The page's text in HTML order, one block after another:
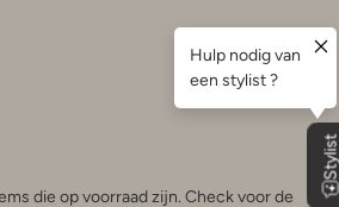
die op voorraad zijn. Check voor de